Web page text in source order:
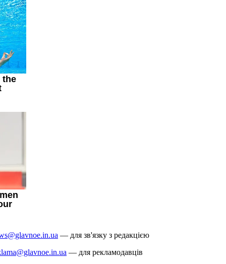
— для зв'язку з редакцією
— для рекламодавців